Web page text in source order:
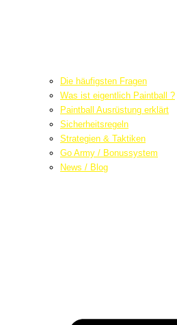
Die häufigsten Fragen
Was ist eigentlich Paintball ?
Paintball Ausrüstung erklärt
Sicherheitsregeln
Strategien & Taktiken
Go Army / Bonussystem
News / Blog